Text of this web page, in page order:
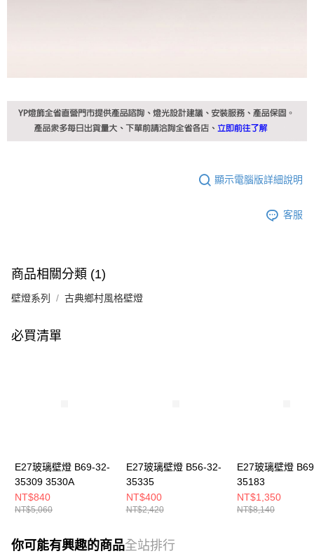
顯示電腦版詳細說明
客服
商品相關分類 (1)
壁燈系列 古典鄉村風格壁燈
必買清單
E27玻璃壁燈 B69-32-
35309 3530A
NT$840
NT$5,060
E27玻璃壁燈 B56-32-
35335
NT$400
NT$2,420
E27玻璃壁燈
35183
NT$1,350
NT$8,140
你可能有興趣的商品全站排行